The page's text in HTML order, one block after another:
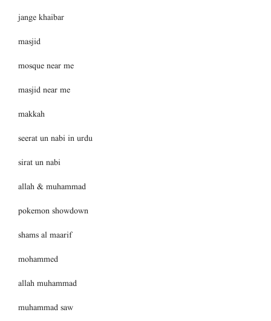
jange khaibar
masjid
mosque near me
masjid near me
makkah
seerat un nabi in urdu
sirat un nabi
allah & muhammad
pokemon showdown
shams al maarif
mohammed
allah muhammad
muhammad saw